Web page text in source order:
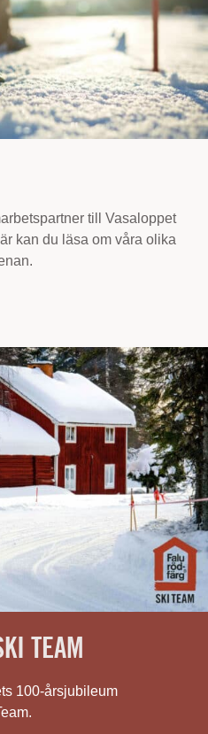
till Vasaloppet
kan du läsa om våra olika
TEAM
100-årsjubileum